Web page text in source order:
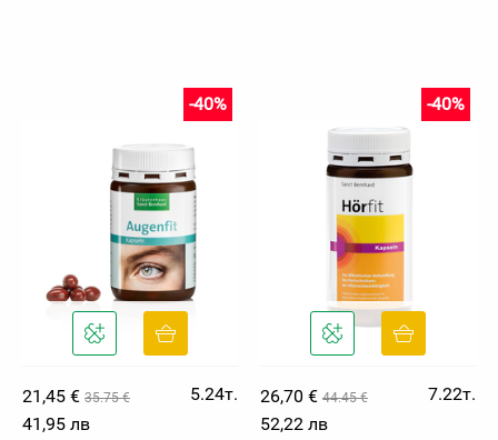
21,45 € 35.75 €
-40%
5.24т.
41,95 лв
26,70 € 44.45 €
-40%
7.22т.
52,22 лв